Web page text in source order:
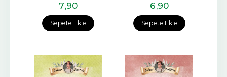
Sepete Ekle
7,90
Sepete Ekle
6,90